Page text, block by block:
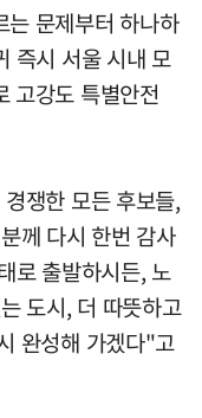
는 문제부터 하나하
즉시 서울 시내 모
고강도 특별안전
쟁한 모든 후보들,
께 다시 한번 감사
로 출발하시든, 노
도시, 더 따뜻하고
완성해 가겠다"고